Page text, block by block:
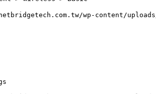
wp-content/